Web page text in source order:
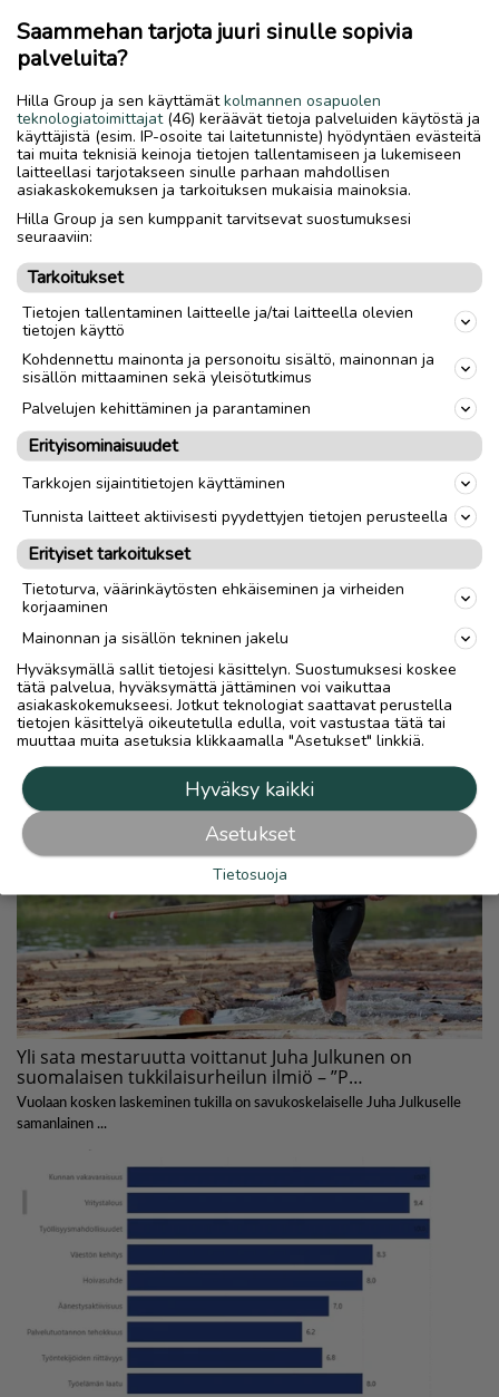
Saammehan tarjota juuri sinulle sopivia
palveluita?
Hilla Group ja sen käyttämätkolmannen osapuolen
teknologiatoimittajat(46) keräävät tietoja palveluiden käytöstä ja
käyttäjistä (esim. IP-osoite tai laitetunniste) hyödyntäen evästeitä
tai muita teknisiä keinoja tietojen tallentamiseen ja lukemiseen
laitteellasi tarjotakseen sinulle parhaan mahdollisen
asiakaskokemuksen ja tarkoituksen mukaisia mainoksia.
Hilla Group ja sen kumppanit tarvitsevat suostumuksesi
seuraaviin:
Tarkoitukset
Tietojen tallentaminen laitteelle ja/tai laitteella olevien
tietojen käyttö
Kohdennettu mainonta ja personoitu sisältö, mainonnan ja
sisällön mittaaminen sekä yleisötutkimus
Palvelujen kehittäminen ja parantaminen
Erityisominaisuudet
Tarkkojen sijaintitietojen käyttäminen
Tunnista laitteet aktiivisesti pyydettyjen tietojen perusteella
Erityiset tarkoitukset
Tietoturva, väärinkäytösten ehkäiseminen ja virheiden
korjaaminen
Mainonnan ja sisällön tekninen jakelu
Hyväksymällä sallit tietojesi käsittelyn. Suostumuksesi koskee
tätä palvelua, hyväksymättä jättäminen voi vaikuttaa
asiakaskokemukseesi. Jotkut teknologiat saattavat perustella
tietojen käsittelyä oikeutetulla edulla, voit vastustaa tätä tai
muuttaa muita asetuksia klikkaamalla "Asetukset" linkkiä.
Hyväksy kaikki
Asetukset
Tietosuoja